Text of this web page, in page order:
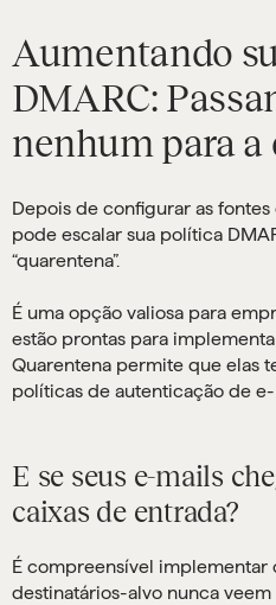
Aumentando
DMARC:
nenhum para a
Depois de configurar as
pode escalar sua política
“quarentena”.
É uma opção valiosa para
estão prontas para
Quarentena permite que elas
políticas de autenticação de
E se seus e-mails
caixas de entrada?
É compreensível implementar
destinatários-alvo nunca veem